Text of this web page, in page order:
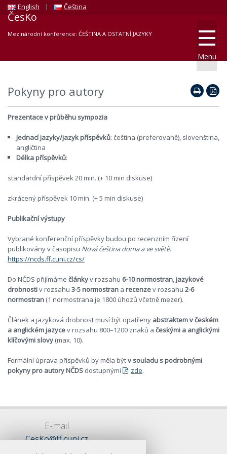
ČesKo
Mezinárodní konference: ČEŠTINA A OSTATNÍ JAZYKY
Pokyny pro autory
Prezentace v průběhu sympozia
Jednací jazyky/jazyk příspěvků: čeština (preferovaně), slovenština,
angličtina
Délka příspěvků:
standardní příspěvek 20 min. (+ 10 min diskuse)
zkrácený příspěvek 10 min. (+ 5 min diskuse)
Publikační výstupy
Vybrané konferenční příspěvky budou po recenzním řízení
publikovány v časopisu Nová čeština doma a ve světě.
https://ncds.ff.cuni.cz/cs/
Do NČDS přijímáme článkyv rozsahu 6-10 normostran,jazykové
drobnostiv rozsahu 3-5 normostran a recenzev rozsahu 2-6
normostran (1 normostrana je 1800 úhozů včetně mezer).
Článek a jazyková drobnost musí být opatřeny abstraktem v českém
a anglickém jazycev rozsahu 800–1200 znaků a českými a anglickými
klíčovými slovy (max. 10).
Formální úprava příspěvků by měla býtv souladu s podrobnými
pokyny pro autory NČDS dostupnými zde.
Menu
English Čeština
E-mail
CesKo@ff.cuni.cz